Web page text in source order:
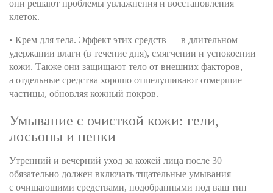
они решают проблемы увлажнения и восстановления
клеток.
• Крем для тела. Эффект этих средств — в длительном
удержании влаги (в течение дня), смягчении и успокоении
кожи. Также они защищают тело от внешних факторов,
а отдельные средства хорошо отшелушивают отмершие
частицы, обновляя кожный покров.
Умывание с очисткой кожи: гели,
лосьоны и пенки
Утренний и вечерний уход за кожей лица после 30
обязательно должен включать тщательные умывания
с очищающими средствами, подобранными под ваш тип